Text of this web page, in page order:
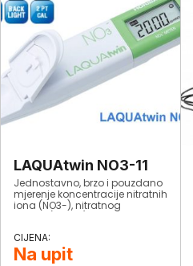
LAQUAtwin NO3-11
Jednostavno, brzo i pouzdano
mjerenje koncentracije nitratnih
iona (NO3-), nitratnog
Na upit